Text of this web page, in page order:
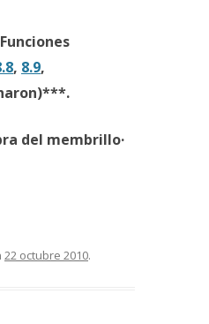
, 8.9,
del membrillo·
22 octubre 2010.